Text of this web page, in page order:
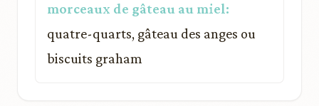
morceaux de gâteau au miel:
quatre-quarts, gâteau des anges ou
biscuits graham